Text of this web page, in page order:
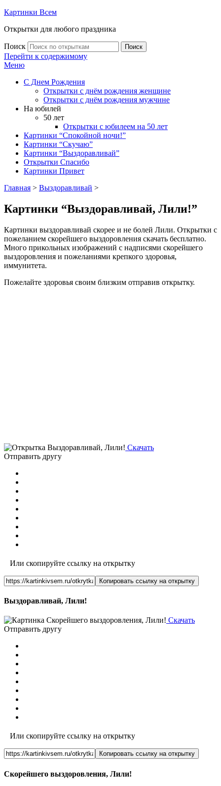
Картинки Всем
Открытки для любого праздника
Поиск Поиск
Перейти к содержимому
Меню
С Днем Рождения
Открытки с днём рождения женщине
Открытки с днём рождения мужчине
На юбилей
50 лет
Открытки с юбилеем на 50 лет
Картинки “Спокойной ночи!”
Картинки “Скучаю”
Картинки “Выздоравливай”
Открытки Спасибо
Картинки Привет
Главная > Выздоравливай >
Картинки “Выздоравливай, Лили!”
Картинки выздоравливай скорее и не болей Лили. Открытки с
пожеланием скорейшего выздоровления скачать бесплатно.
Много прикольных изображений с надписями скорейшего
выздоровления и пожеланиями крепкого здоровья,
иммунитета.
Пожелайте здоровья своим близким отправив открытку.
Скачать
Отправить другу
Или скопируйте ссылку на открытку
Копировать ссылку на открытку
Выздоравливай, Лили!
Скачать
Отправить другу
Или скопируйте ссылку на открытку
Копировать ссылку на открытку
Скорейшего выздоровления, Лили!